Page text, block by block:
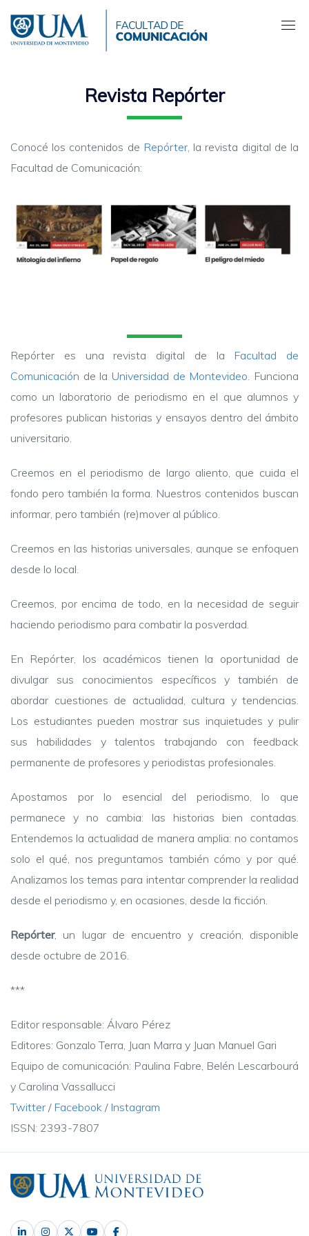
contenido
principal
Revista Repórter
Conocé los contenidos de Repórter, la revista digital de la
Facultad de Comunicación:
Repórter es una revista digital de la Facultad de
Comunicación de la Universidad de Montevideo. Funciona
como un laboratorio de periodismo en el que alumnos y
profesores publican historias y ensayos dentro del ámbito
universitario.
Creemos en el periodismo de largo aliento, que cuida el
fondo pero también la forma. Nuestros contenidos buscan
informar, pero también (re)mover al público.
Creemos en las historias universales, aunque se enfoquen
desde lo local.
Creemos, por encima de todo, en la necesidad de seguir
haciendo periodismo para combatir la posverdad.
En Repórter, los académicos tienen la oportunidad de
divulgar sus conocimientos específicos y también de
abordar cuestiones de actualidad, cultura y tendencias.
Los estudiantes pueden mostrar sus inquietudes y pulir
sus habilidades y talentos trabajando con feedback
permanente de profesores y periodistas profesionales.
Apostamos por lo esencial del periodismo, lo que
permanece y no cambia: las historias bien contadas.
Entendemos la actualidad de manera amplia: no contamos
solo el qué, nos preguntamos también cómo y por qué.
Analizamos los temas para intentar comprender la realidad
desde el periodismo y, en ocasiones, desde la ficción.
Repórter, un lugar de encuentro y creación, disponible
desde octubre de 2016.
***
Editor responsable: Álvaro Pérez
Editores: Gonzalo Terra, Juan Marra y Juan Manuel Gari
Equipo de comunicación: Paulina Fabre, Belén Lescarbourá
y Carolina Vassallucci
Twitter / Facebook / Instagram
ISSN: 2393-7807